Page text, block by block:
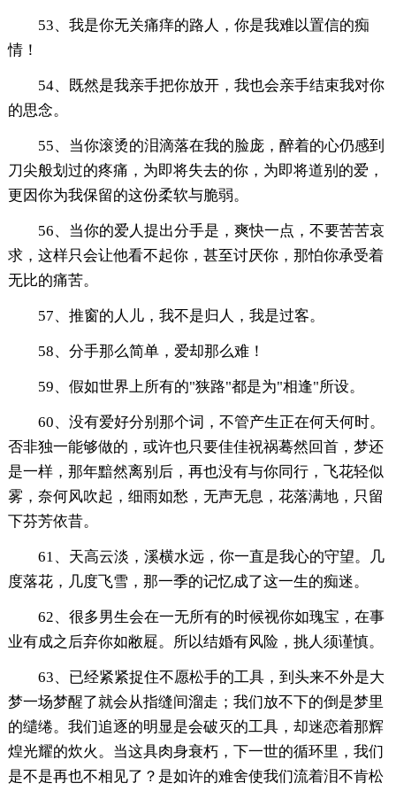
53、我是你无关痛痒的路人，你是我难以置信的痴
情！
54、既然是我亲手把你放开，我也会亲手结束我对你
的思念。
55、当你滚烫的泪滴落在我的脸庞，醉着的心仍感到
刀尖般划过的疼痛，为即将失去的你，为即将道别的爱，
更因你为我保留的这份柔软与脆弱。
56、当你的爱人提出分手是，爽快一点，不要苦苦哀
求，这样只会让他看不起你，甚至讨厌你，那怕你承受着
无比的痛苦。
57、推窗的人儿，我不是归人，我是过客。
58、分手那么简单，爱却那么难！
59、假如世界上所有的"狭路"都是为"相逢"所设。
60、没有爱好分别那个词，不管产生正在何天何时。
否非独一能够做的，或许也只要佳佳祝祸蓦然回首，梦还
是一样，那年黯然离别后，再也没有与你同行，飞花轻似
雾，奈何风吹起，细雨如愁，无声无息，花落满地，只留
下芬芳依昔。
61、天高云淡，溪横水远，你一直是我心的守望。几
度落花，几度飞雪，那一季的记忆成了这一生的痴迷。
62、很多男生会在一无所有的时候视你如瑰宝，在事
业有成之后弃你如敝屣。所以结婚有风险，挑人须谨慎。
63、已经紧紧捉住不愿松手的工具，到头来不外是大
梦一场梦醒了就会从指缝间溜走；我们放不下的倒是梦里
的缱绻。我们追逐的明显是会破灭的工具，却迷恋着那辉
煌光耀的炊火。当这具肉身衰朽，下一世的循环里，我们
是不是再也不相见了？是如许的难舍使我们流着泪不肯松